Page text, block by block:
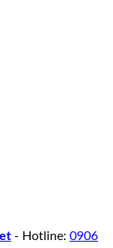
- Hotline: 0906